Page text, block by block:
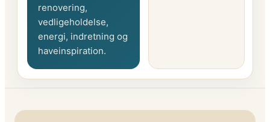
renovering,
vedligeholdelse,
energi, indretning og
haveinspiration.